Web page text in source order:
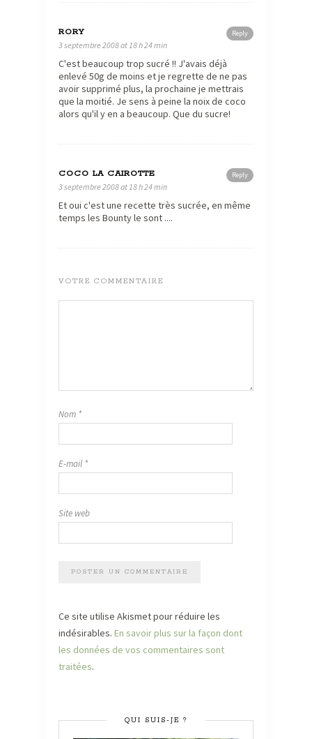
Reply
RORY
3 septembre 2008 at 18 h 24 min
C'est beaucoup trop sucré !! J'avais déjà
enlevé 50g de moins et je regrette de ne pas
avoir supprimé plus, la prochaine je mettrais
que la moitié. Je sens à peine la noix de coco
alors qu'il y en a beaucoup. Que du sucre!
Reply
COCO LA CAIROTTE
3 septembre 2008 at 18 h 24 min
Et oui c'est une recette très sucrée, en même
temps les Bounty le sont ....
VOTRE COMMENTAIRE
Nom *
E-mail *
Site web
Ce site utilise Akismet pour réduire les
indésirables. En savoir plus sur la façon dont
les données de vos commentaires sont
traitées.
QUI SUIS-JE ?